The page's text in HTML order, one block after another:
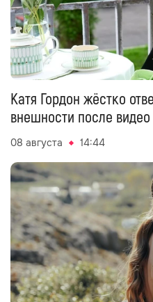
Катя Гордон жёстко
внешности после
08 августа 14:44